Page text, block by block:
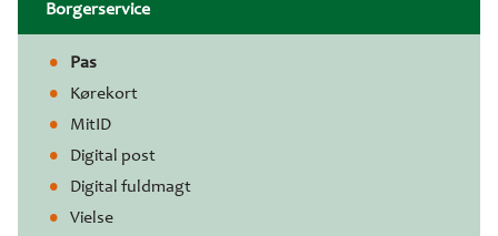
Borgerservice
Pas
Kørekort
MitID
Digital post
Digital fuldmagt
Vielse